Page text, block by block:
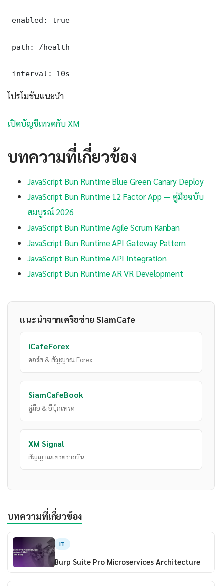
enabled: true
path: /health
interval: 10s
โปรโมชันแนะนำ
เปิดบัญชีเทรดกับ XM
บทความที่เกี่ยวข้อง
JavaScript Bun Runtime Blue Green Canary Deploy
JavaScript Bun Runtime 12 Factor App — คู่มือฉบับ
สมบูรณ์ 2026
JavaScript Bun Runtime Agile Scrum Kanban
JavaScript Bun Runtime API Gateway Pattern
JavaScript Bun Runtime API Integration
JavaScript Bun Runtime AR VR Development
แนะนำจากเครือข่าย SiamCafe
iCafeForex
คอร์ส & สัญญาณ Forex
SiamCafeBook
คู่มือ & อีบุ๊กเทรด
XM Signal
สัญญาณเทรดรายวัน
บทความที่เกี่ยวข้อง
IT
Burp Suite Pro Microservices Architecture